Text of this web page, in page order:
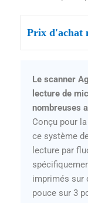
Prix d'achat
Le scanner
lecture de
nombreuses
Conçu pour
ce système
lecture par
imprimés sur
pouce sur 3